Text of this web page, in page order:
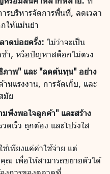
รบริหารจัดการพื้นที่, ลดเวลา
ให้แม่นยำ
าดบ่อยครั้ง: ไม่ว่าจะเป็น
า, หรือปัญหาสต็อกไม่ตรง
ภาพ" และ "ลดต้นทุน" อย่าง
านแรงงาน, การจัดเก็บ, และ
มัย
พึงพอใจลูกค้า" และสร้าง
ดเร็ว ถูกต้อง และโปร่งใส
เพียงแค่ค่าใช้จ่าย แต่
ณ เพื่อให้สามารถขยายตัวได้